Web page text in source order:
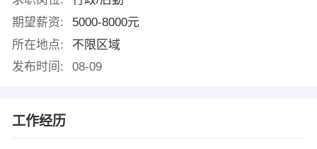
期望薪资:
5000-8000元
所在地点:
不限区域
发布时间:
08-09
工作经历